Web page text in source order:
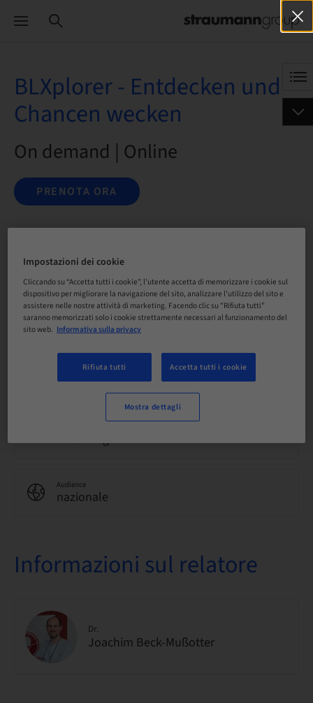
BLXplorer - Entdecken und
Chancen wecken
On demand | Online
PRENOTA ORA
prenotabile
Lingua
Tedesco
0.00 Punti
eLearning
Audience
nazionale
Informazioni sul relatore
Dr.
Joachim Beck-Mußotter
Impostazioni dei cookie
Cliccando su “Accetta tutti i cookie”, l'utente accetta di memorizzare i cookie sul
dispositivo per migliorare la navigazione del sito, analizzare l'utilizzo del sito e
assistere nelle nostre attività di marketing. Facendo clic su "Rifiuta tutti"
saranno memorizzati solo i cookie strettamente necessari al funzionamento del
sito web. Informativa sulla privacy
Rifiuta tutti Accetta tutti i cookie
Mostra dettagli